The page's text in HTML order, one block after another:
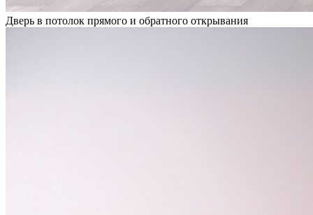
Дверь в потолок прямого и обратного открывания